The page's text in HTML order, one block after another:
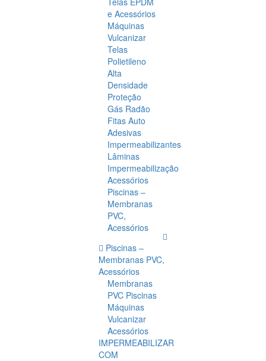
e Acessórios
Máquinas
Vulcanizar
Telas
Polietileno
Alta
Densidade
Proteção
Gás Radão
Fitas Auto
Adesivas
Impermeabilizantes
Lâminas
Impermeabilização
Acessórios
Piscinas –
Membranas
PVC,
Acessórios
Piscinas –
Membranas PVC,
Acessórios
Membranas
PVC Piscinas
Máquinas
Vulcanizar
Acessórios
IMPERMEABILIZAR
COM